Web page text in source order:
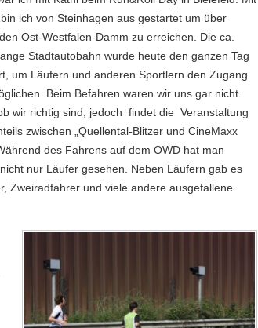
bin ich von Steinhagen aus gestartet um über
Ost-Westfalen-Damm zu erreichen. Die ca.
Stadtautobahn wurde heute den ganzen Tag
um Läufern und anderen Sportlern den Zugang
Beim Befahren waren wir uns gar nicht
wir richtig sind, jedoch findet die Veranstaltung
zwischen „Quellental-Blitzer und CineMaxx
des Fahrens auf dem OWD hat man
nur Läufer gesehen. Neben Läufern gab es
Zweiradfahrer und viele andere ausgefallene